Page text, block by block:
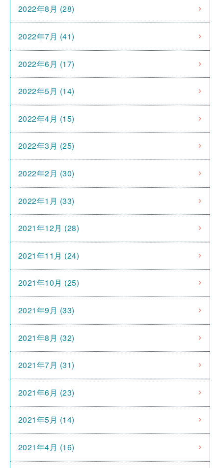
2022年8月 (28)
2022年7月 (41)
2022年6月 (17)
2022年5月 (14)
2022年4月 (15)
2022年3月 (25)
2022年2月 (30)
2022年1月 (33)
2021年12月 (28)
2021年11月 (24)
2021年10月 (25)
2021年9月 (33)
2021年8月 (32)
2021年7月 (31)
2021年6月 (23)
2021年5月 (14)
2021年4月 (16)